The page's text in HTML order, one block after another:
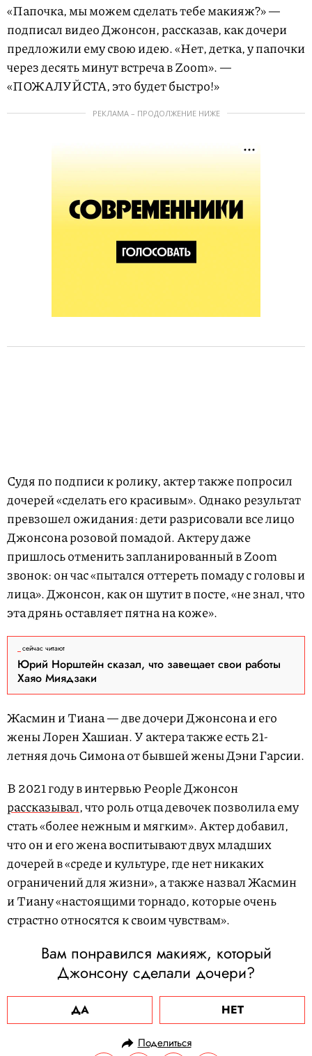
«Папочка, мы можем сделать тебе макияж?» —
подписал видео Джонсон, рассказав, как дочери
предложили ему свою идею. «Нет, детка, у папочки
через десять минут встреча в Zoom». —
«ПОЖАЛУЙСТА, это будет быстро!»
РЕКЛАМА – ПРОДОЛЖЕНИЕ НИЖЕ
Судя по подписи к ролику, актер также попросил
дочерей «сделать его красивым». Однако результат
превзошел ожидания: дети разрисовали все лицо
Джонсона розовой помадой. Актеру даже
пришлось отменить запланированный в Zoom
звонок: он час «пытался оттереть помаду с головы и
лица». Джонсон, как он шутит в посте, «не знал, что
эта дрянь оставляет пятна на коже».
сейчас читают
Юрий Норштейн сказал, что завещает свои работы
Хаяо Миядзаки
Жасмин и Тиана — две дочери Джонсона и его
жены Лорен Хашиан. У актера также есть 21-
летняя дочь Симона от бывшей жены Дэни Гарсии.
В 2021 году в интервью People Джонсон
рассказывал, что роль отца девочек позволила ему
стать «более нежным и мягким». Актер добавил,
что он и его жена воспитывают двух младших
дочерей в «среде и культуре, где нет никаких
ограничений для жизни», а также назвал Жасмин
и Тиану «настоящими торнадо, которые очень
страстно относятся к своим чувствам».
Вам понравился макияж, который
Джонсону сделали дочери?
ДА НЕТ
Поделиться